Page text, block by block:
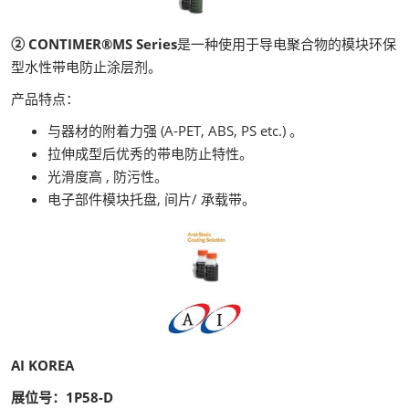
② CONTIMER®MS Series是一种使用于导电聚合物的模块环保
型水性带电防止涂层剂。
产品特点：
与器材的附着力强 (A-PET, ABS, PS etc.) 。
拉伸成型后优秀的带电防止特性。
光滑度高 , 防污性。
电子部件模块托盘, 间片/ 承载带。
AI KOREA
展位号：1P58-D